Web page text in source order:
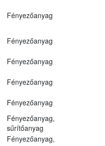
Fényezőanyag
Fényezőanyag
Fényezőanyag
Fényezőanyag
Fényezőanyag
Fényezőanyag,
sűrítőanyag
Fényezőanyag,